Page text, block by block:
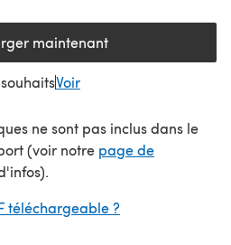
maintenant
(s'ouvre dans un nouvel
Voir
ne sont pas inclus dans le
(voir notre page de
un nouvel onglet)
téléchargeable ?